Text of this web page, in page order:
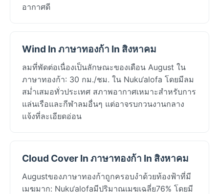
อากาศดี
Wind In ภาษาทองก้า In สิงหาคม
ลมที่พัดต่อเนื่องเป็นลักษณะของเดือน August ใน
ภาษาทองก้า: 30 กม./ชม. ใน Nuku‘alofa โดยมีลม
สม่ำเสมอทั่วประเทศ สภาพอากาศเหมาะสำหรับการ
แล่นเรือและกีฬาลมอื่นๆ แต่อาจรบกวนงานกลาง
แจ้งที่ละเอียดอ่อน
Cloud Cover In ภาษาทองก้า In สิงหาคม
Augustของภาษาทองก้าถูกครอบงำด้วยท้องฟ้าที่มี
เมฆมาก: Nuku‘alofaมีปริมาณเมฆเฉลี่ย76% โดยมี